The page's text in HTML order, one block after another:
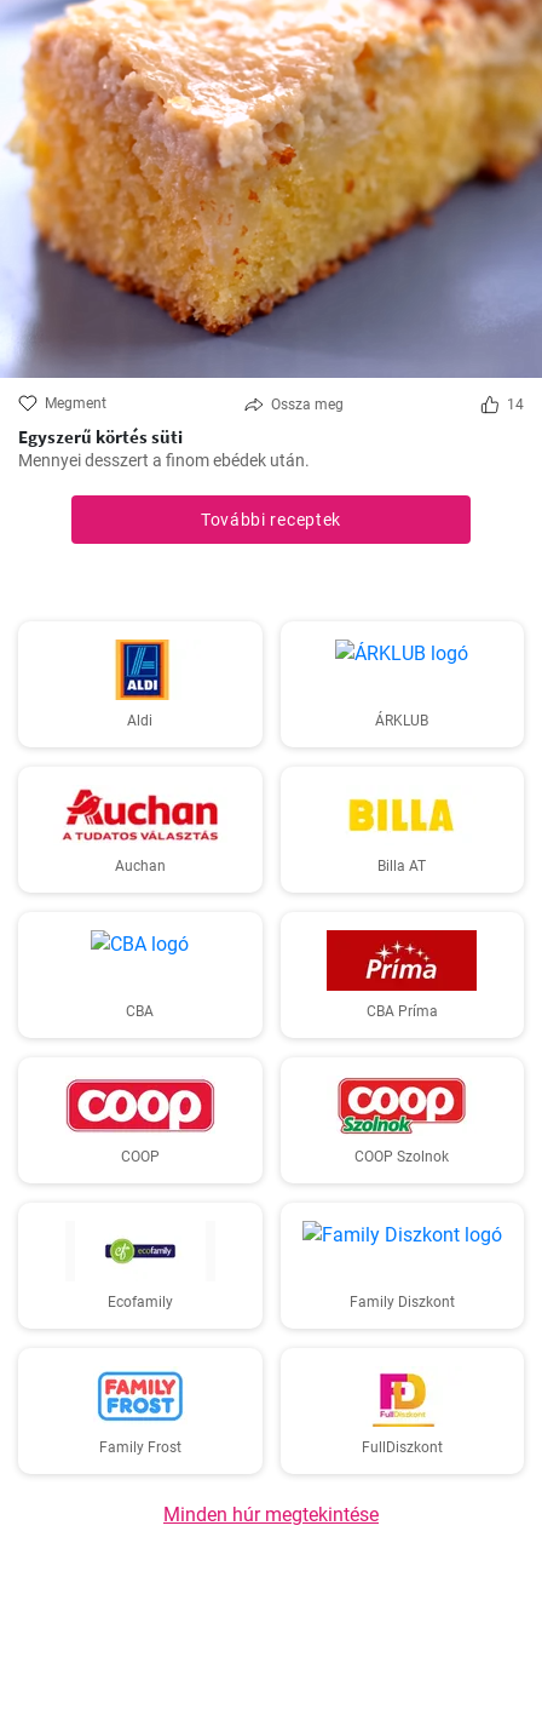
Megment Ossza meg 14
Egyszerű körtés süti
Mennyei desszert a finom ebédek után.
További receptek
Aldi ÁRKLUB
Auchan Billa AT
CBA CBA Príma
COOP COOP Szolnok
Ecofamily Family Diszkont
Family Frost FullDiszkont
Minden húr megtekintése